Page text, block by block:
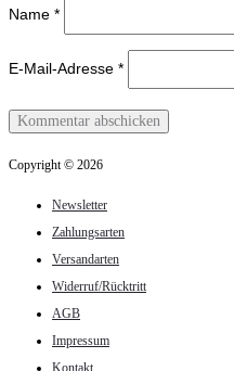
Name *
E-Mail-Adresse *
Copyright © 2026
Newsletter
Zahlungsarten
Versandarten
Widerruf/Rücktritt
AGB
Impressum
Kontakt